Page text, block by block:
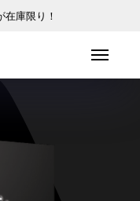
庫限り！